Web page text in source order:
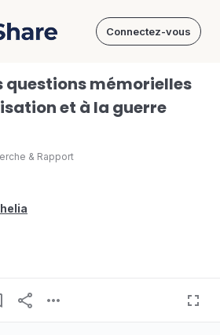
DocShare Connectez-vous
questions mémorielles
et à la guerre
& Rapport